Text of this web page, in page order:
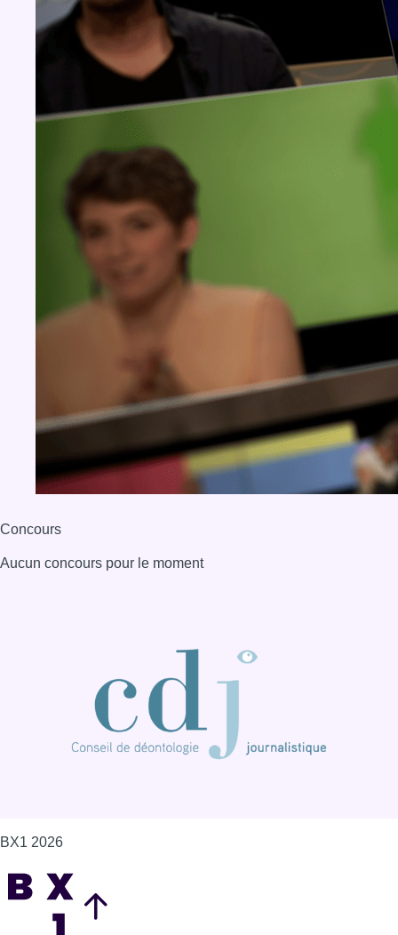
Concours
Aucun concours pour le moment
BX1 2026